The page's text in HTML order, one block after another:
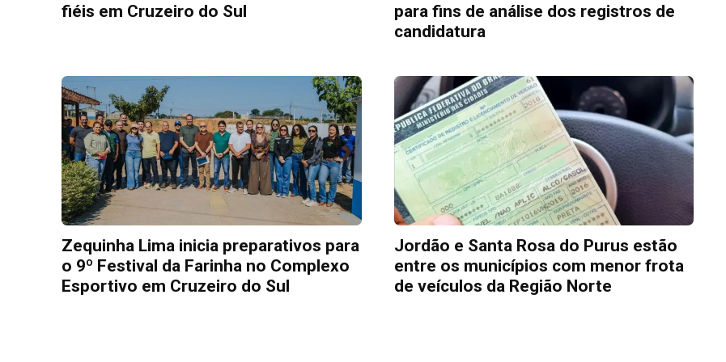
fiéis em Cruzeiro do Sul
para fins de análise dos registros de
candidatura
Zequinha Lima inicia preparativos para
o 9º Festival da Farinha no Complexo
Esportivo em Cruzeiro do Sul
Jordão e Santa Rosa do Purus estão
entre os municípios com menor frota
de veículos da Região Norte